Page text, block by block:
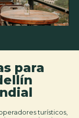
para
turísticos,